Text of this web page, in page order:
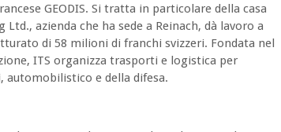
GEODIS. Si tratta in particolare della casa
azienda che ha sede a Reinach, dà lavoro a
di 58 milioni di franchi svizzeri. Fondata nel
ITS organizza trasporti e logistica per
e della difesa.